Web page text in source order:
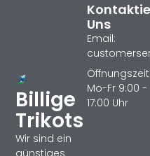
Billige
Trikots
Wir sind ein
Uns
Email:
Mo-Fr 9:00 -
17:00 Uhr